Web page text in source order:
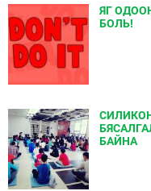
ЯГ
БОЛЬ!
СИЛИКОН
БАЙНА